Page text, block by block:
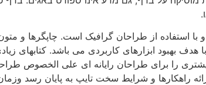
استفاده از طراحان گرافیک است. چاپگرها و
هدف بهبود ابزارهای کاربردی می باشد.
را برای طراحان رایانه ای علی الخصوص
راهکارها و شرایط سخت تایپ به پایان رسد